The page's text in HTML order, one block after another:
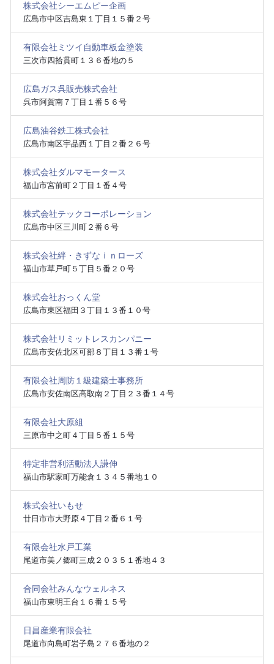
株式会社シーエムピー企画
広島市中区吉島東１丁目１５番２号
有限会社ミツイ自動車板金塗装
三次市四拾貫町１３６番地の５
広島ガス呉販売株式会社
呉市阿賀南７丁目１番５６号
広島油谷鉄工株式会社
広島市南区宇品西１丁目２番２６号
株式会社ダルマモータース
福山市宮前町２丁目１番４号
株式会社テックコーポレーション
広島市中区三川町２番６号
株式会社絆・きずなｉｎローズ
福山市草戸町５丁目５番２０号
株式会社おっくん堂
広島市東区福田３丁目１３番１０号
株式会社リミットレスカンパニー
広島市安佐北区可部８丁目１３番１号
有限会社周防１級建築士事務所
広島市安佐南区高取南２丁目２３番１４号
有限会社大原組
三原市中之町４丁目５番１５号
特定非営利活動法人謙伸
福山市駅家町万能倉１３４５番地１０
株式会社いもせ
廿日市市大野原４丁目２番６１号
有限会社水戸工業
尾道市美ノ郷町三成２０３５１番地４３
合同会社みんなウェルネス
福山市東明王台１６番１５号
日昌産業有限会社
尾道市向島町岩子島２７６番地の２